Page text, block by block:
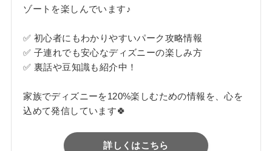
ゾートを楽しんでいます♪
✅ 初心者にもわかりやすいパーク攻略情報
✅ 子連れでも安心なディズニーの楽しみ方
✅ 裏話や豆知識も紹介中！
家族でディズニーを120%楽しむための情報を、心を
込めて発信しています🍀
詳しくはこちら